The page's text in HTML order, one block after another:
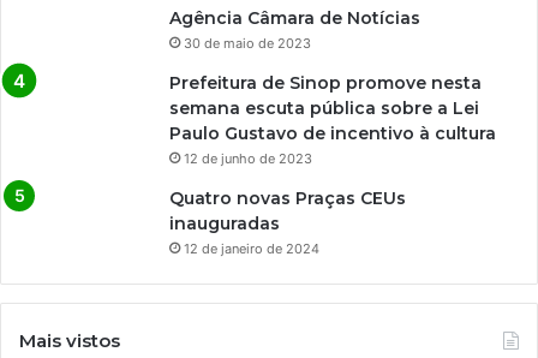
Agência Câmara de Notícias
30 de maio de 2023
Prefeitura de Sinop promove nesta
semana escuta pública sobre a Lei
Paulo Gustavo de incentivo à cultura
12 de junho de 2023
Quatro novas Praças CEUs
inauguradas
12 de janeiro de 2024
Mais vistos